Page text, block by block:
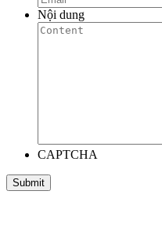
Nội dung
CAPTCHA